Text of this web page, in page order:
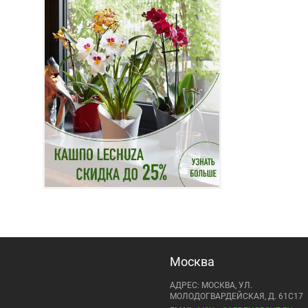
Москва
АДРЕС: МОСКВА, УЛ.
МОЛОДОГВАРДЕЙСКАЯ, Д. 61С17